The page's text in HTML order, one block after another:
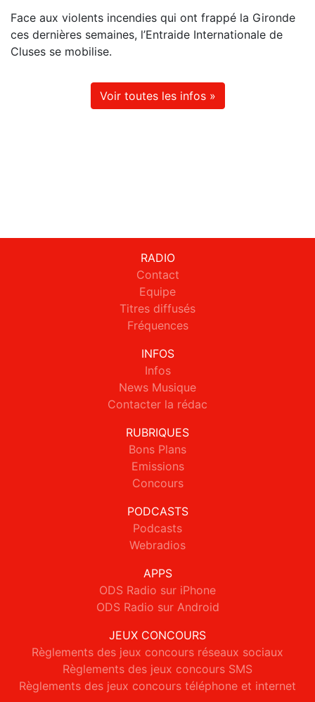
Face aux violents incendies qui ont frappé la Gironde
ces dernières semaines, l’Entraide Internationale de
Cluses se mobilise.
Voir toutes les infos »
RADIO
Contact
Equipe
Titres diffusés
Fréquences
INFOS
Infos
News Musique
Contacter la rédac
RUBRIQUES
Bons Plans
Emissions
Concours
PODCASTS
Podcasts
Webradios
APPS
ODS Radio sur iPhone
ODS Radio sur Android
JEUX CONCOURS
Règlements des jeux concours réseaux sociaux
Règlements des jeux concours SMS
Règlements des jeux concours téléphone et internet